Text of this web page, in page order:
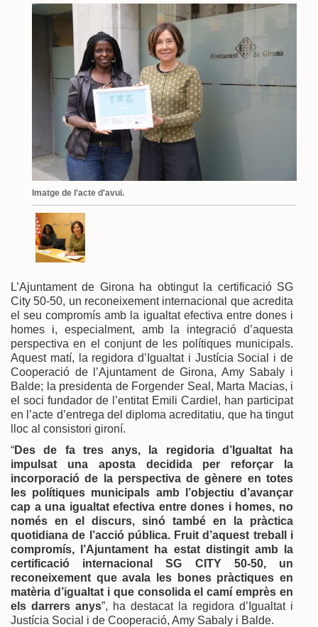
Imatge de l'acte d'avui.
L’Ajuntament de Girona ha obtingut la certificació SG
City 50-50, un reconeixement internacional que acredita
el seu compromís amb la igualtat efectiva entre dones i
homes i, especialment, amb la integració d’aquesta
perspectiva en el conjunt de les polítiques municipals.
Aquest matí, la regidora d’Igualtat i Justícia Social i de
Cooperació de l’Ajuntament de Girona, Amy Sabaly i
Balde; la presidenta de Forgender Seal, Marta Macias, i
el soci fundador de l’entitat Emili Cardiel, han participat
en l’acte d’entrega del diploma acreditatiu, que ha tingut
lloc al consistori gironí.
“Des de fa tres anys, la regidoria d’Igualtat ha
impulsat una aposta decidida per reforçar la
incorporació de la perspectiva de gènere en totes
les polítiques municipals amb l’objectiu d’avançar
cap a una igualtat efectiva entre dones i homes, no
només en el discurs, sinó també en la pràctica
quotidiana de l’acció pública. Fruit d’aquest treball i
compromís, l’Ajuntament ha estat distingit amb la
certificació internacional SG CITY 50-50, un
reconeixement que avala les bones pràctiques en
matèria d’igualtat i que consolida el camí emprès en
els darrers anys”, ha destacat la regidora d’Igualtat i
Justícia Social i de Cooperació, Amy Sabaly i Balde.